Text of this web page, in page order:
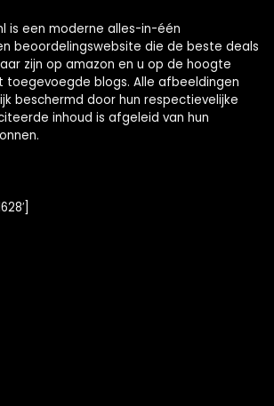
is een moderne alles-in-één
beoordelingswebsite die de beste deals
zijn op amazon en u op de hoogte
toegevoegde blogs. Alle afbeeldingen
beschermd door hun respectievelijke
inhoud is afgeleid van hun